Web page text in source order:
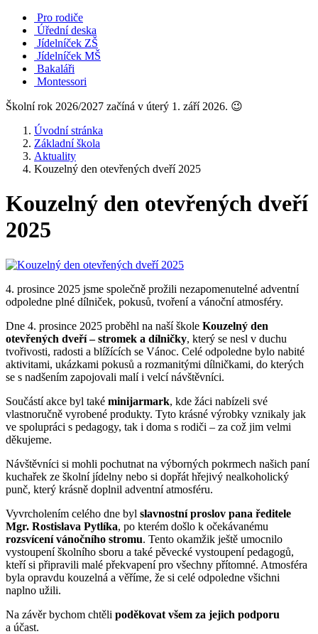
Pro rodiče
Úřední deska
Jídelníček ZŠ
Jídelníček MŠ
Bakaláři
Montessori
Školní rok 2026/2027 začíná v úterý 1. září 2026. 😉
Úvodní stránka
Základní škola
Aktuality
Kouzelný den otevřených dveří 2025
Kouzelný den otevřených dveří
2025
4. prosince 2025 jsme společně prožili nezapomenutelné adventní
odpoledne plné dílniček, pokusů, tvoření a vánoční atmosféry.
Dne 4. prosince 2025 proběhl na naší škole Kouzelný den
otevřených dveří – stromek a dílničky, který se nesl v duchu
tvořivosti, radosti a blížících se Vánoc. Celé odpoledne bylo nabité
aktivitami, ukázkami pokusů a rozmanitými dílničkami, do kterých
se s nadšením zapojovali malí i velcí návštěvníci.
Součástí akce byl také minijarmark, kde žáci nabízeli své
vlastnoručně vyrobené produkty. Tyto krásné výrobky vznikaly jak
ve spolupráci s pedagogy, tak i doma s rodiči – za což jim velmi
děkujeme.
Návštěvníci si mohli pochutnat na výborných pokrmech našich paní
kuchařek ze školní jídelny nebo si dopřát hřejivý nealkoholický
punč, který krásně doplnil adventní atmosféru.
Vyvrcholením celého dne byl slavnostní proslov pana ředitele
Mgr. Rostislava Pytlíka, po kterém došlo k očekávanému
rozsvícení vánočního stromu. Tento okamžik ještě umocnilo
vystoupení školního sboru a také pěvecké vystoupení pedagogů,
kteří si připravili malé překvapení pro všechny přítomné. Atmosféra
byla opravdu kouzelná a věříme, že si celé odpoledne všichni
naplno užili.
Na závěr bychom chtěli poděkovat všem za jejich podporu
a účast.